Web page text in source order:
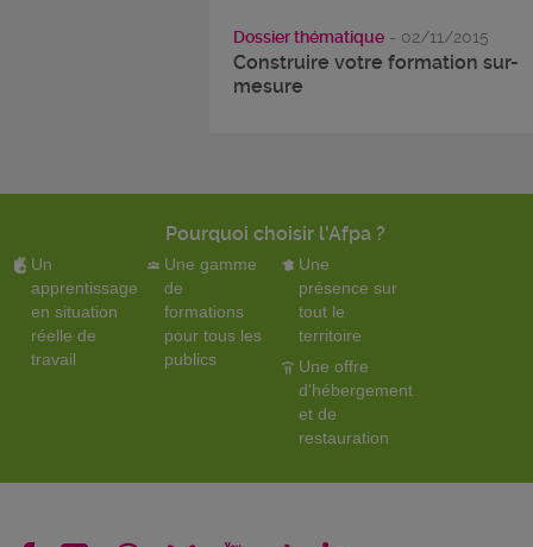
Dossier thématique - 02/11/2015
Construire votre formation sur-
mesure
Pourquoi choisir l'Afpa ?
Un
apprentissage
en situation
réelle de
travail
Une gamme
de
formations
pour tous les
publics
Une
présence sur
tout le
territoire
Une offre
d'hébergement
et de
restauration